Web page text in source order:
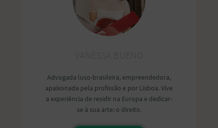
Advogada luso-brasileira, empreendedora,
apaixonada pela profissão e por Lisboa. Vive
a experiência de residir na Europa e dedicar-
se à sua arte: o direito.